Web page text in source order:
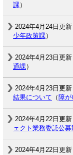
課）
2024年4月24日更新
少年政策課）
2024年4月23日更新
通課）
2024年4月23日更新
結果について （ 障
2024年4月22日更新
ェクト業務委託公
2024年4月22日更新